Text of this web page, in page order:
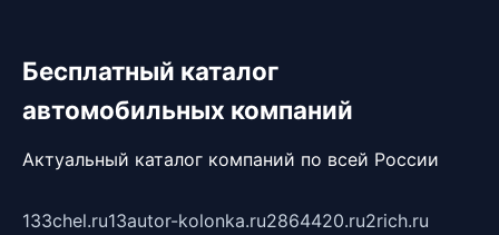
Бесплатный каталог
автомобильных компаний
Актуальный каталог компаний по всей России
133chel.ru13autor-kolonka.ru2864420.ru2rich.ru